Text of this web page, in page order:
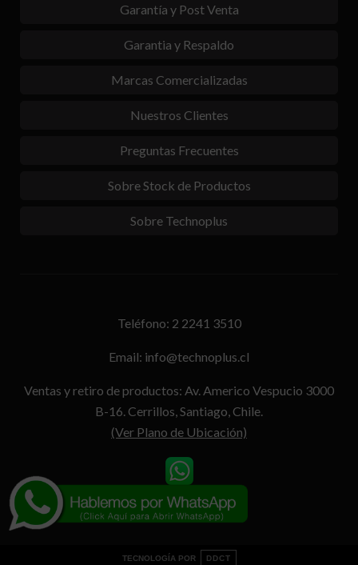
Garantía y Post Venta
Garantia y Respaldo
Marcas Comercializadas
Nuestros Clientes
Preguntas Frecuentes
Sobre Stock de Productos
Sobre Technoplus
Teléfono: 2 2241 3510
Email: info@technoplus.cl
Ventas y retiro de productos: Av. Americo Vespucio 3000
B-16. Cerrillos, Santiago, Chile.
(Ver Plano de Ubicación)
TECNOLOGÍA POR DDCT